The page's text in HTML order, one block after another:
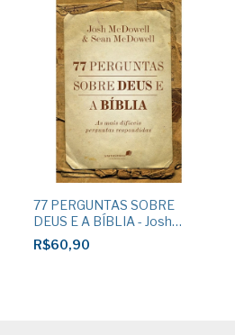
77 PERGUNTAS SOBRE
DEUS E A BÍBLIA - Josh
Mcdowell / Sean Mcdowell
R$60,90